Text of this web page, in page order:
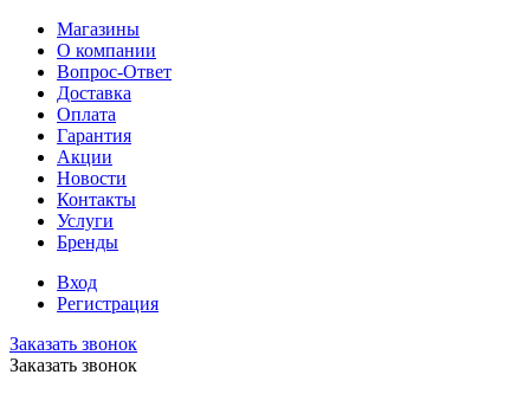
Магазины
О компании
Вопрос-Ответ
Доставка
Оплата
Гарантия
Акции
Новости
Контакты
Услуги
Бренды
Вход
Регистрация
Заказать звонок
Заказать звонок